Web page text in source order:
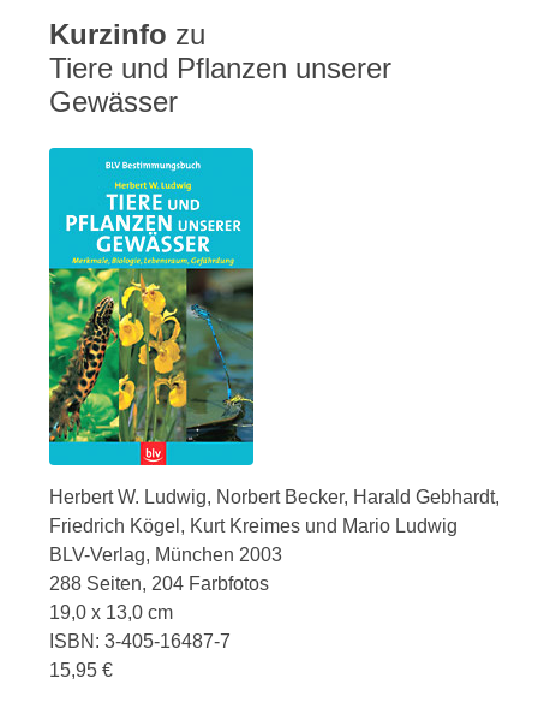
Kurzinfo zu
Tiere und Pflanzen unserer
Gewässer
Herbert W. Ludwig, Norbert Becker, Harald Gebhardt,
Friedrich Kögel, Kurt Kreimes und Mario Ludwig
BLV-Verlag, München 2003
288 Seiten, 204 Farbfotos
19,0 x 13,0 cm
ISBN: 3-405-16487-7
15,95 €